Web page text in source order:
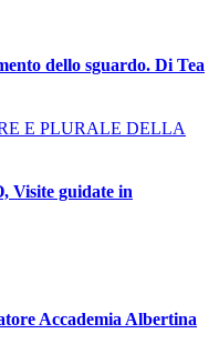
dello sguardo. Di Tea
E PLURALE DELLA
Visite guidate in
Accademia Albertina